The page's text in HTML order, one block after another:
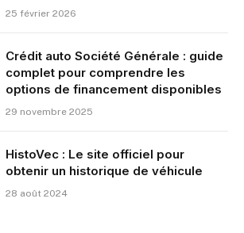
25 février 2026
Crédit auto Société Générale : guide
complet pour comprendre les
options de financement disponibles
29 novembre 2025
HistoVec : Le site officiel pour
obtenir un historique de véhicule
28 août 2024